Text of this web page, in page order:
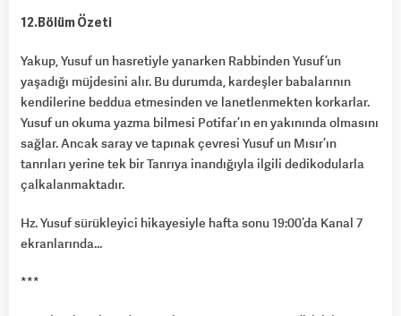
12.Bölüm Özeti
Yakup, Yusuf un hasretiyle yanarken Rabbinden Yusuf’un
yaşadığı müjdesini alır. Bu durumda, kardeşler babalarının
kendilerine beddua etmesinden ve lanetlenmekten korkarlar.
Yusuf un okuma yazma bilmesi Potifar’ın en yakınında olmasını
sağlar. Ancak saray ve tapınak çevresi Yusuf un Mısır’ın
tanrıları yerine tek bir Tanrıya inandığıyla ilgili dedikodularla
çalkalanmaktadır.
Hz. Yusuf sürükleyici hikayesiyle hafta sonu 19:00’da Kanal 7
ekranlarında…
***